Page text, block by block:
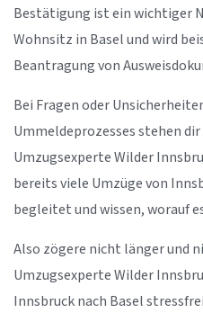
Bestätigung ist ein wichtiger
Wohnsitz in Basel und wird
Beantragung von
Bei Fragen oder
Ummeldeprozesses stehen
Umzugsexperte Wilder
bereits viele Umzüge von
begleitet und wissen, worauf
Also zögere nicht länger und
Umzugsexperte Wilder
Innsbruck nach Basel